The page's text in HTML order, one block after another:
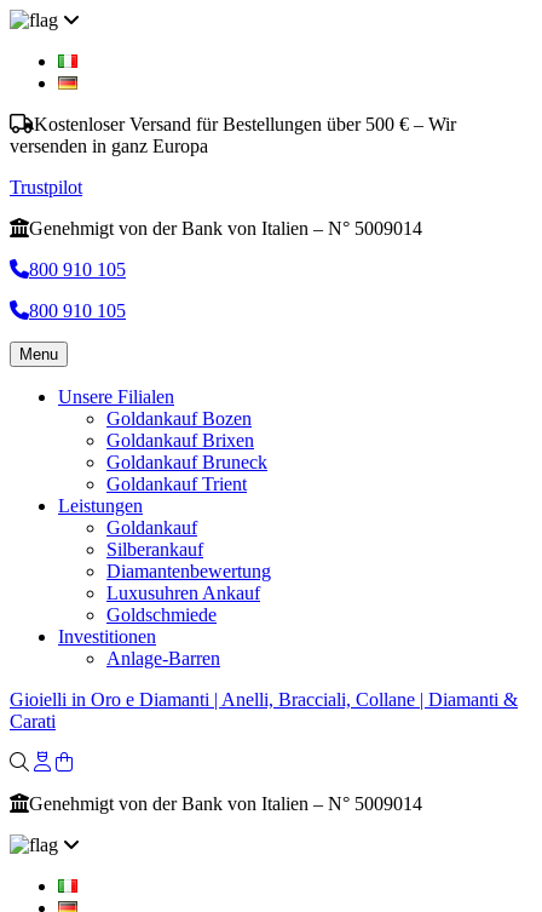
Kostenloser Versand für Bestellungen über 500 € – Wir
versenden in ganz Europa
Trustpilot
Genehmigt von der Bank von Italien – N° 5009014
800 910 105
800 910 105
Menu
Unsere Filialen
Goldankauf Bozen
Goldankauf Brixen
Goldankauf Bruneck
Goldankauf Trient
Leistungen
Goldankauf
Silberankauf
Diamantenbewertung
Luxusuhren Ankauf
Goldschmiede
Investitionen
Anlage-Barren
Gioielli in Oro e Diamanti | Anelli, Bracciali, Collane | Diamanti &
Carati
Genehmigt von der Bank von Italien – N° 5009014